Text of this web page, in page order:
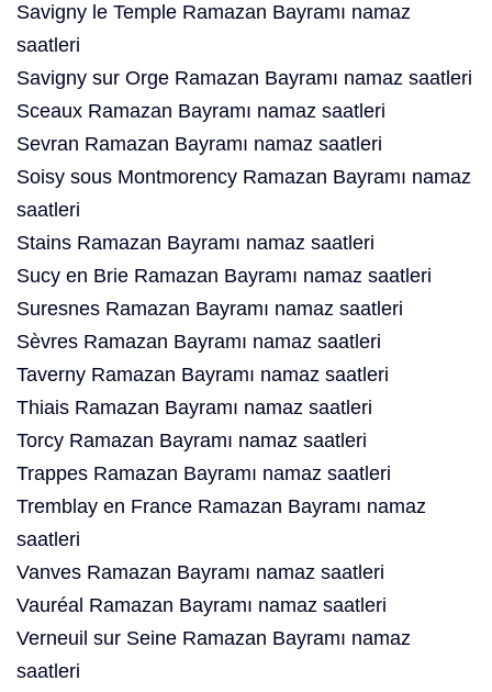
Savigny le Temple Ramazan Bayramı namaz
saatleri
Savigny sur Orge Ramazan Bayramı namaz saatleri
Sceaux Ramazan Bayramı namaz saatleri
Sevran Ramazan Bayramı namaz saatleri
Soisy sous Montmorency Ramazan Bayramı namaz
saatleri
Stains Ramazan Bayramı namaz saatleri
Sucy en Brie Ramazan Bayramı namaz saatleri
Suresnes Ramazan Bayramı namaz saatleri
Sèvres Ramazan Bayramı namaz saatleri
Taverny Ramazan Bayramı namaz saatleri
Thiais Ramazan Bayramı namaz saatleri
Torcy Ramazan Bayramı namaz saatleri
Trappes Ramazan Bayramı namaz saatleri
Tremblay en France Ramazan Bayramı namaz
saatleri
Vanves Ramazan Bayramı namaz saatleri
Vauréal Ramazan Bayramı namaz saatleri
Verneuil sur Seine Ramazan Bayramı namaz
saatleri